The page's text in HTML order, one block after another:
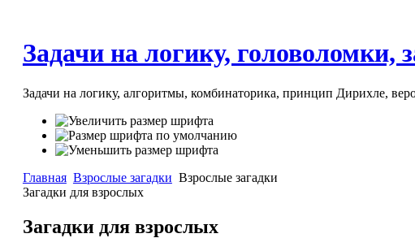
Задачи на логику,
Задачи на логику, алгоритмы, комбинаторика, принцип Дирихле,
Главная Взрослые загадки Взрослые загадки
Загадки для взрослых
Загадки для взрослых